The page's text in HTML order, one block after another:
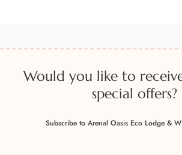
Would you like to
special offers?
Subscribe to Arenal Oasis Eco Lodge &